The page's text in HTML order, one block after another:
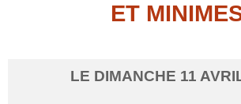
ET
LE DIMANCHE 11